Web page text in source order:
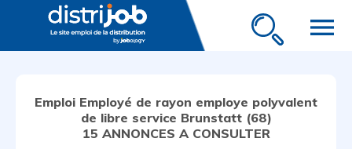
menu
Emploi Employé de rayon employe polyvalent
de libre service Brunstatt (68)
15 ANNONCES A CONSULTER